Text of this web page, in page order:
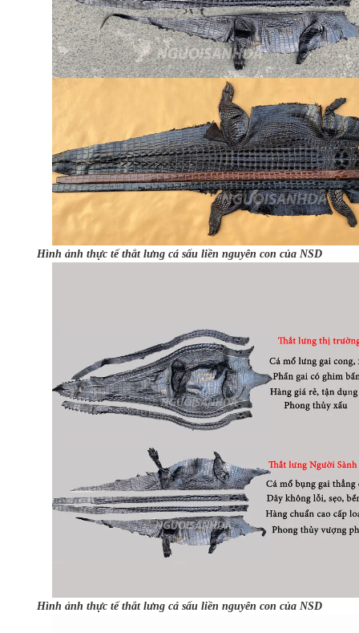
Hình ảnh thực tế thắt lưng cá sấu liền nguyên con của NSD
Hình ảnh thực tế thắt lưng cá sấu liền nguyên con của NSD